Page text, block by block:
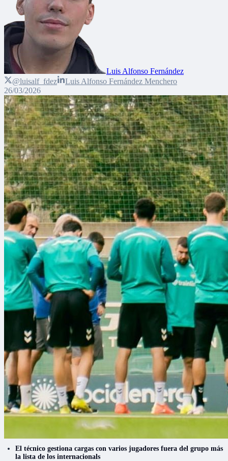
Luis Alfonso Fernández
@luisalf_fdez
Luis Alfonso Fernández Menchero
26/03/2026
El técnico gestiona cargas con varios jugadores fuera del grupo más
la lista de los internacionals